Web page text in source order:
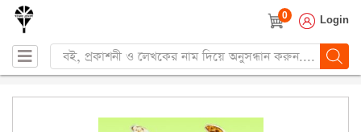
0 Login
Products
search